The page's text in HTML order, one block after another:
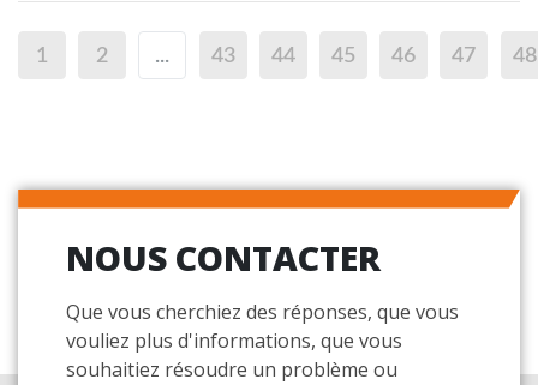
1 2 ... 43 44 45 46 47 48
NOUS CONTACTER
Que vous cherchiez des réponses, que vous
vouliez plus d'informations, que vous
souhaitiez résoudre un problème ou